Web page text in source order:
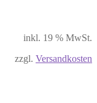
inkl. 19 % MwSt.
zzgl. Versandkosten